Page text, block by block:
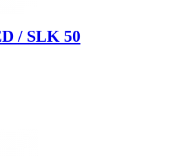
/ SLK 50